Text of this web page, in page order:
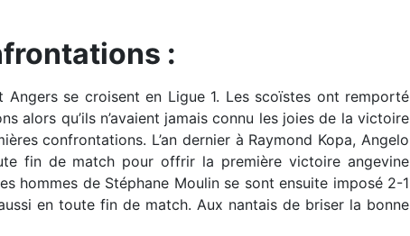
:
Angers se croisent en Ligue 1. Les scoïstes ont remporté
alors qu’ils n’avaient jamais connu les joies de la victoire
confrontations. L’an dernier à Raymond Kopa, Angelo
fin de match pour offrir la première victoire angevine
hommes de Stéphane Moulin se sont ensuite imposé 2-1
en toute fin de match. Aux nantais de briser la bonne